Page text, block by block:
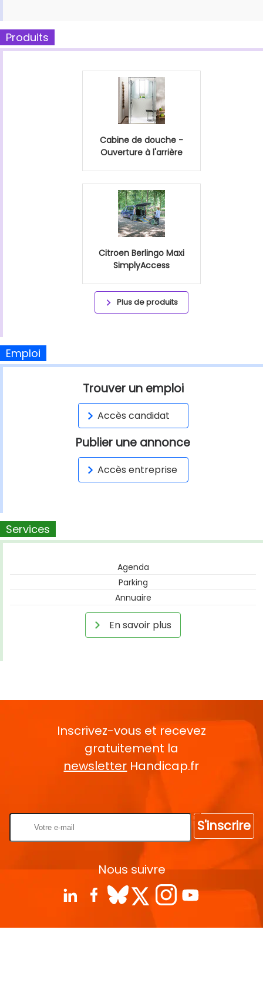
Produits
Cabine de douche -
Ouverture à l'arrière
Citroen Berlingo Maxi
SimplyAccess
Plus de produits
Emploi
Trouver un emploi
Accès candidat
Publier une annonce
Accès entreprise
Services
Agenda
Parking
Annuaire
En savoir plus
Inscrivez-vous et recevez
gratuitement la
newsletter Handicap.fr
S'inscrire
Nous suivre